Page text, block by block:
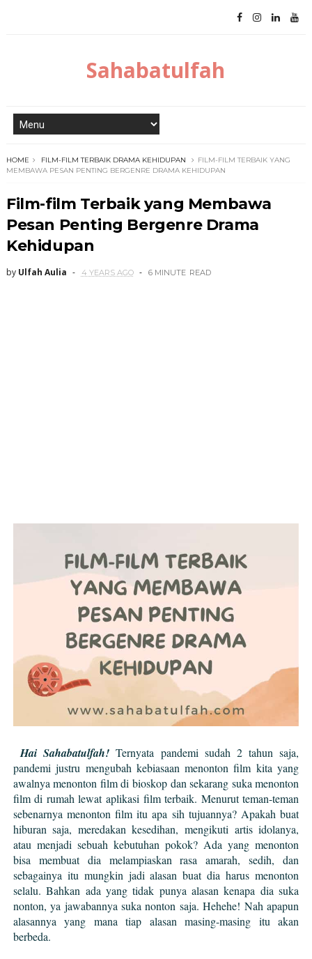
Sahabatulfah
HOME FILM-FILM TERBAIK DRAMA KEHIDUPAN
FILM-FILM TERBAIK YANG
MEMBAWA PESAN PENTING BERGENRE DRAMA KEHIDUPAN
Film-film Terbaik yang Membawa
Pesan Penting Bergenre Drama
Kehidupan
by Ulfah Aulia 4 YEARS AGO 6 MINUTE READ
Hai Sahabatulfah! Ternyata pandemi sudah 2 tahun saja,
pandemi justru mengubah kebiasaan menonton film kita yang
awalnya menonton film di bioskop dan sekarang suka menonton
film di rumah lewat aplikasi film terbaik. Menurut teman-teman
sebenarnya menonton film itu apa sih tujuannya? Apakah buat
hiburan saja, meredakan kesedihan, mengikuti artis idolanya,
atau menjadi sebuah kebutuhan pokok? Ada yang menonton
bisa membuat dia melampiaskan rasa amarah, sedih, dan
sebagainya itu mungkin jadi alasan buat dia harus menonton
selalu. Bahkan ada yang tidak punya alasan kenapa dia suka
nonton, ya jawabannya suka nonton saja. Hehehe! Nah apapun
alasannya yang mana tiap alasan masing-masing itu akan
berbeda.